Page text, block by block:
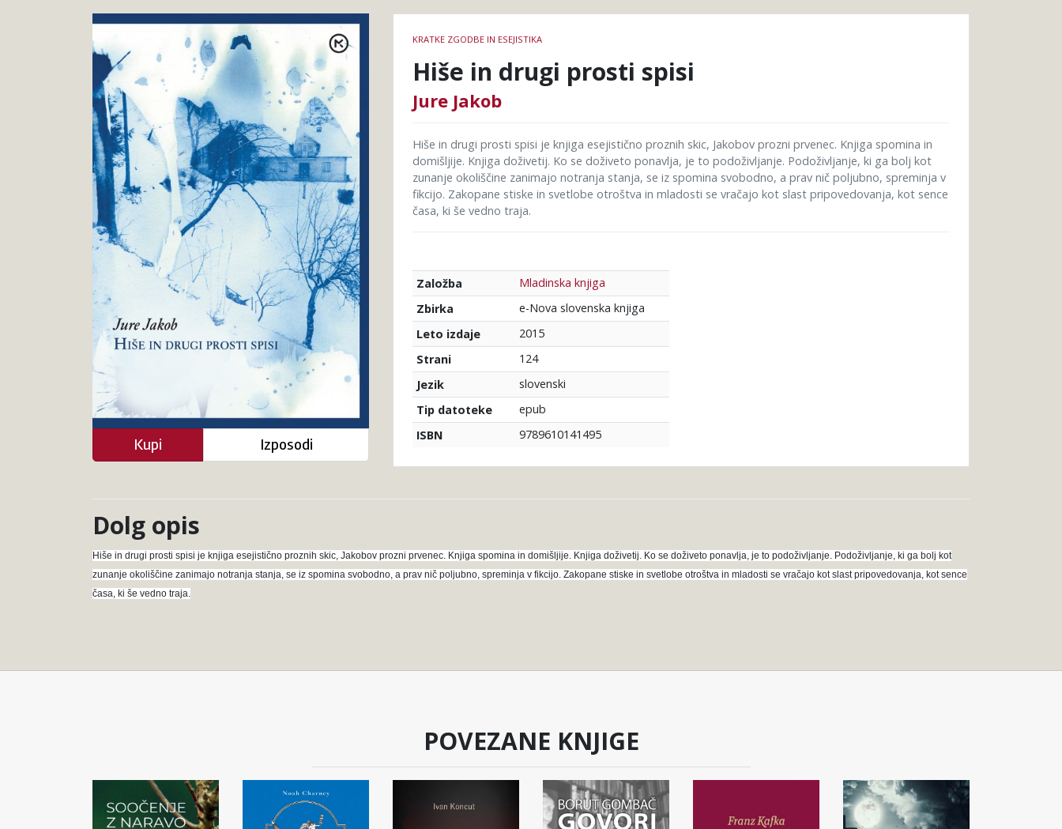
knjige
KRATKE ZGODBE IN ESEJISTIKA
Hiše in drugi prosti spisi
Jure Jakob
Hiše in drugi prosti spisi je knjiga esejistično proznih skic, Jakobov prozni prvenec. Knjiga spomina in
domišljije. Knjiga doživetij. Ko se doživeto ponavlja, je to podoživljanje. Podoživljanje, ki ga bolj kot
zunanje okoliščine zanimajo notranja stanja, se iz spomina svobodno, a prav nič poljubno, spreminja v
fikcijo. Zakopane stiske in svetlobe otroštva in mladosti se vračajo kot slast pripovedovanja, kot sence
časa, ki še vedno traja.
Založba
Mladinska knjiga
Zbirka
e-Nova slovenska knjiga
Leto izdaje
2015
Strani
124
Jezik
slovenski
Tip datoteke
epub
ISBN
9789610141495
Pokukaj
v
knjigo
Kupi Izposodi
Dolg opis
Hiše in drugi prosti spisi je knjiga esejistično proznih skic, Jakobov prozni prvenec. Knjiga spomina in domišljije. Knjiga doživetij. Ko se doživeto ponavlja, je to podoživljanje. Podoživljanje, ki ga bolj kot
zunanje okoliščine zanimajo notranja stanja, se iz spomina svobodno, a prav nič poljubno, spreminja v fikcijo. Zakopane stiske in svetlobe otroštva in mladosti se vračajo kot slast pripovedovanja, kot sence
časa, ki še vedno traja.
POVEZANE KNJIGE